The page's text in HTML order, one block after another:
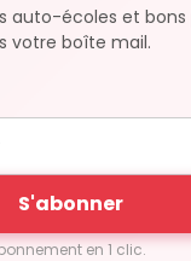
auto-écoles et
votre boîte mail.
S'abonner
en 1 clic.